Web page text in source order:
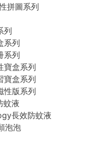
拼圖系列
列
系列
系列
寶盒系列
寶盒系列
性版系列
蚊液
長效防蚊液
泡泡